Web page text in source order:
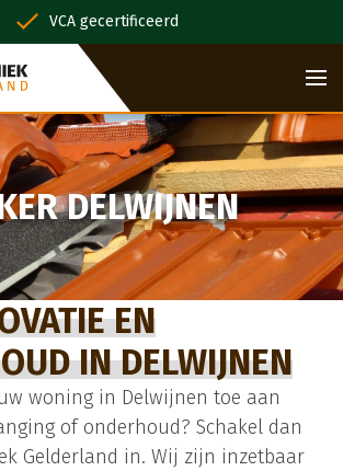
VCA gecertificeerd
DELWIJNEN
EN
IN DELWIJNEN
woning in Delwijnen toe aan
of onderhoud? Schakel dan
Gelderland in. Wij zijn inzetbaar